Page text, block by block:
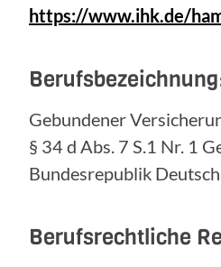
https://www.ihk.de/
Gebundener
§ 34 d Abs. 7 S.1 Nr. 1
Bundesrepublik
Berufsrechtliche